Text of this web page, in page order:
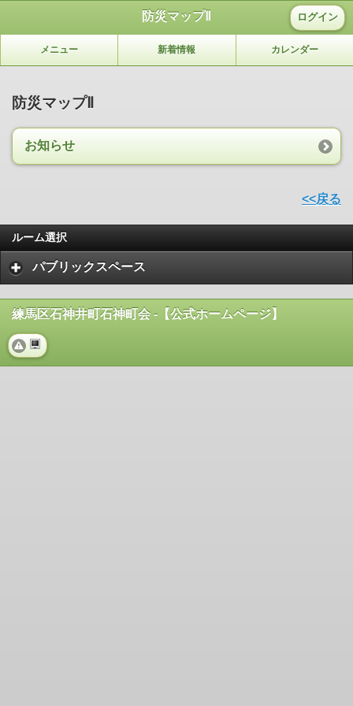
防災マップⅡ ログイン
メニュー 新着情報 カレンダー
防災マップⅡ
お知らせ
<<戻る
ルーム選択
パブリックスペース
練馬区石神井町石神町会 -【公式ホームページ】